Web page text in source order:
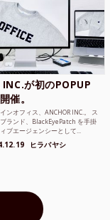
が初のPOPUP
催。
ンオフィス、ANCHOR INC.。 ス
ランド、BlackEyePatch を手掛
ブエージェンシーとして...
ヒラバヤシ